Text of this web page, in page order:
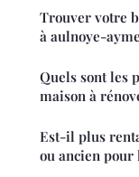
Trouver votre
à aulnoye-
Quels sont les
maison à
Est-il plus
ou ancien pour